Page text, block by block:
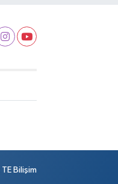
TE Bilişim